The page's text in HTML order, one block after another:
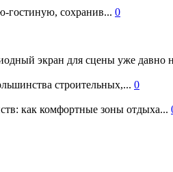
гостиную, сохранив... 0
экран для сцены уже давно
строительных,... 0
как комфортные зоны отдыха...